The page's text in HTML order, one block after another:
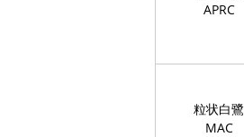
APRC
粒状白鷺
MAC